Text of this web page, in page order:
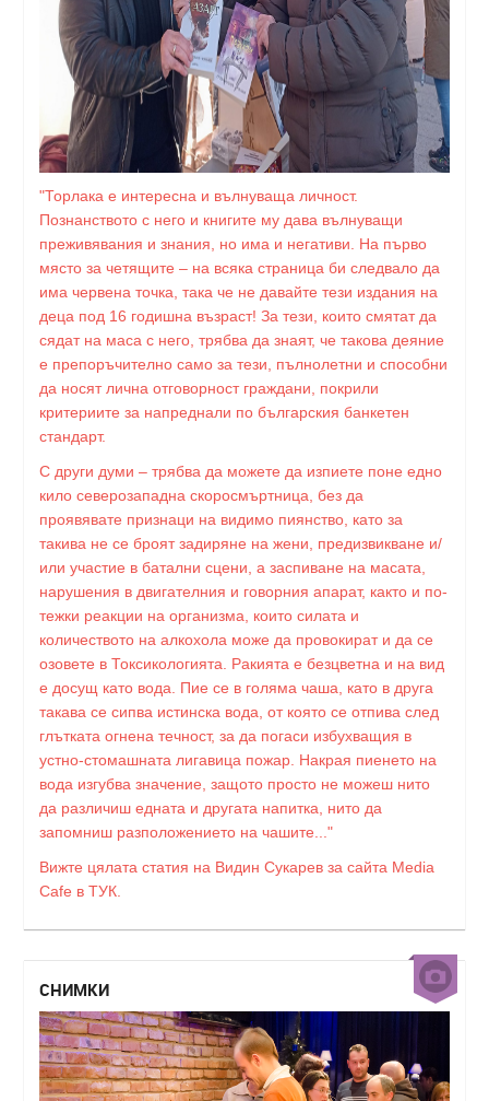
"Торлака е интересна и вълнуваща личност.
Познанството с него и книгите му дава вълнуващи
преживявания и знания, но има и негативи. На първо
място за четящите – на всяка страница би следвало да
има червена точка, така че не давайте тези издания на
деца под 16 годишна възраст! За тези, които смятат да
сядат на маса с него, трябва да знаят, че такова деяние
е препоръчително само за тези, пълнолетни и способни
да носят лична отговорност граждани, покрили
критериите за напреднали по българския банкетен
стандарт.
С други думи – трябва да можете да изпиете поне едно
кило северозападна скоросмъртница, без да
проявявате признаци на видимо пиянство, като за
такива не се броят задиряне на жени, предизвикване и/
или участие в батални сцени, а заспиване на масата,
нарушения в двигателния и говорния апарат, както и по-
тежки реакции на организма, които силата и
количеството на алкохола може да провокират и да се
озовете в Токсикологията. Ракията е безцветна и на вид
е досущ като вода. Пие се в голяма чаша, като в друга
такава се сипва истинска вода, от която се отпива след
глътката огнена течност, за да погаси избухващия в
устно-стомашната лигавица пожар. Накрая пиенето на
вода изгубва значение, защото просто не можеш нито
да различиш едната и другата напитка, нито да
запомниш разположението на чашите..."
Вижте цялата статия на Видин Сукарев за сайта Media
Cafe в ТУК.
СНИМКИ